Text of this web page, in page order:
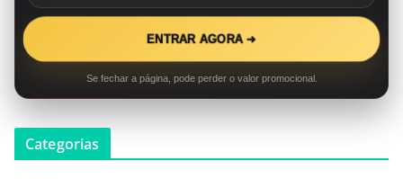
ENTRAR AGORA ➜
Se fechar a página, pode perder o valor promocional.
Categorias